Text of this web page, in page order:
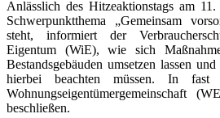
Anlässlich des Hitzeaktionstags am
Schwerpunktthema „Gemeinsam
steht, informiert der
Eigentum (WiE), wie sich
Bestandsgebäuden umsetzen lassen
hierbei beachten müssen. In
Wohnungseigentümergemeinschaft
beschließen.